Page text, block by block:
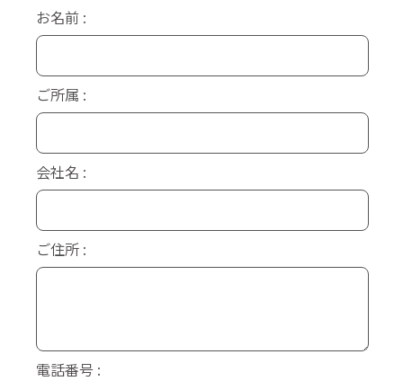
お名前
ご所属
会社名
ご住所
電話番号